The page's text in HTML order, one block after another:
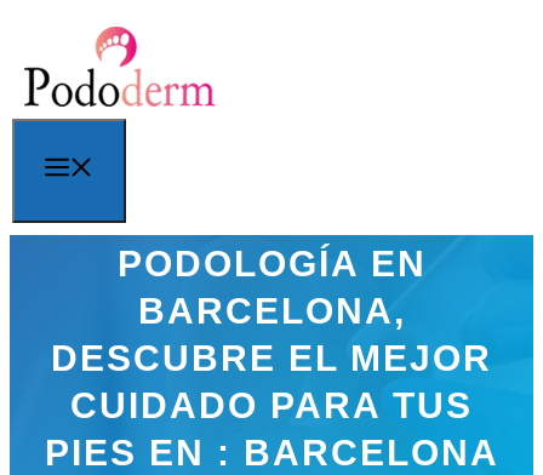
contenido
PODOLOGÍA EN
BARCELONA,
DESCUBRE EL MEJOR
CUIDADO PARA TUS
PIES EN : BARCELONA